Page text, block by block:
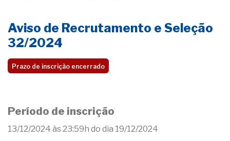
Aviso de Recrutamento e Seleção
32/2024
Prazo de inscrição encerrado
Período de inscrição
13/12/2024 às 23:59h do dia 19/12/2024